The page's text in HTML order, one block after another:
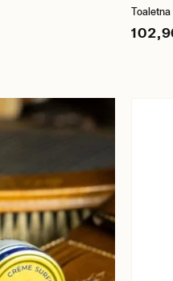
Toaletna